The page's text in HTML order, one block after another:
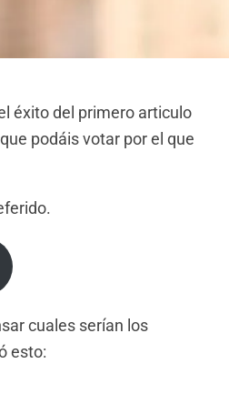
éxito del primero articulo
podáis votar por el que
cuales serían los
esto: